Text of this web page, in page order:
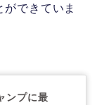
できていま
ンプに最